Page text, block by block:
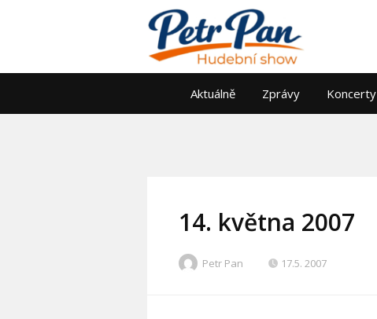
Aktuálně Zprávy Koncerty
14. května 2007
Petr Pan 17.5. 2007